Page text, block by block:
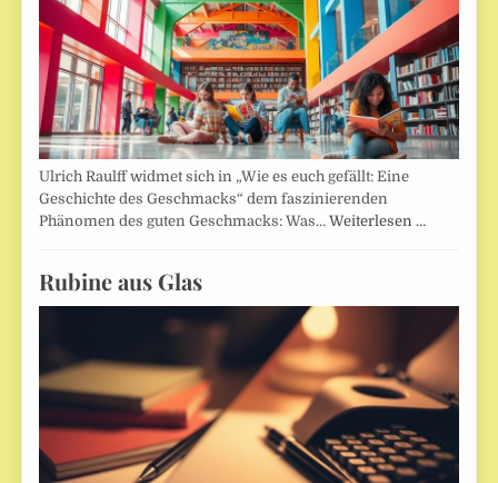
Ulrich Raulff widmet sich in „Wie es euch gefällt: Eine
Geschichte des Geschmacks“ dem faszinierenden
Phänomen des guten Geschmacks: Was…Weiterlesen …
Rubine aus Glas